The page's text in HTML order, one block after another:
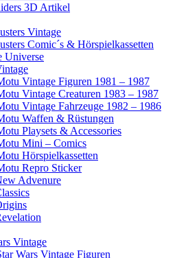
3D Artikel
Vintage
Comic´s & Hörspielkassetten
Universe
Vintage Figuren 1981 – 1987
Vintage Creaturen 1983 – 1987
Vintage Fahrzeuge 1982 – 1986
Waffen & Rüstungen
Playsets & Accessories
Mini – Comics
Hörspielkassetten
Repro Sticker
Advenure
Vintage
Wars Vintage Figuren